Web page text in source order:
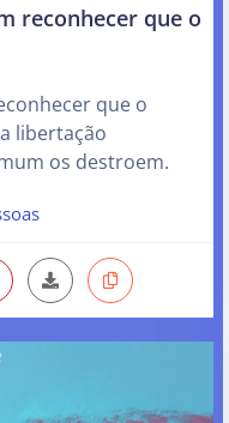
reconhecer que o
que o
libertação
os destroem.